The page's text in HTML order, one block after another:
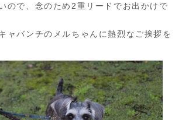
ので、念のため2重リードでお出かけで
ャバンチのメルちゃんに熱烈なご挨拶を